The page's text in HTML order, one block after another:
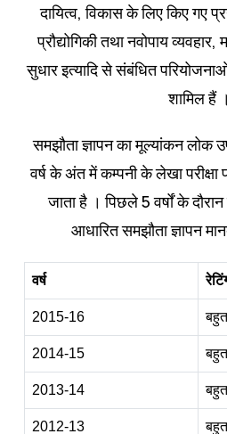
दायित्‍व, विकास के लिए किए गए
प्रौद्योगिकी तथा नवोपाय
सुधार इत्‍यादि से संबंधित
शामिल हैं ।
समझौता ज्ञापन का मूल्‍यांकन लोक
वर्ष के अंत में कम्‍पनी के लेखा परीक्षा
जाता है । पिछले 5 वर्षों के
आधारित समझौता ज्ञापन
वर्ष
2015-16
2014-15
2013-14
2012-13